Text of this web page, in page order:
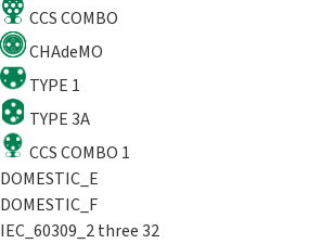
CCS COMBO
CHAdeMO
TYPE 1
TYPE 3A
CCS COMBO 1
DOMESTIC_E
DOMESTIC_F
IEC_60309_2 three 32